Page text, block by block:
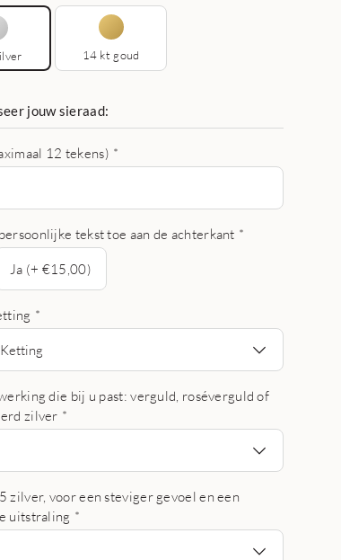
14 kt goud
jouw sieraad:
12 tekens) *
tekst toe aan de achterkant *
Ja (+ €15,00)
*
die bij u past: verguld, roséverguld of
zilver *
zilver, voor een steviger gevoel en een
uitstraling *